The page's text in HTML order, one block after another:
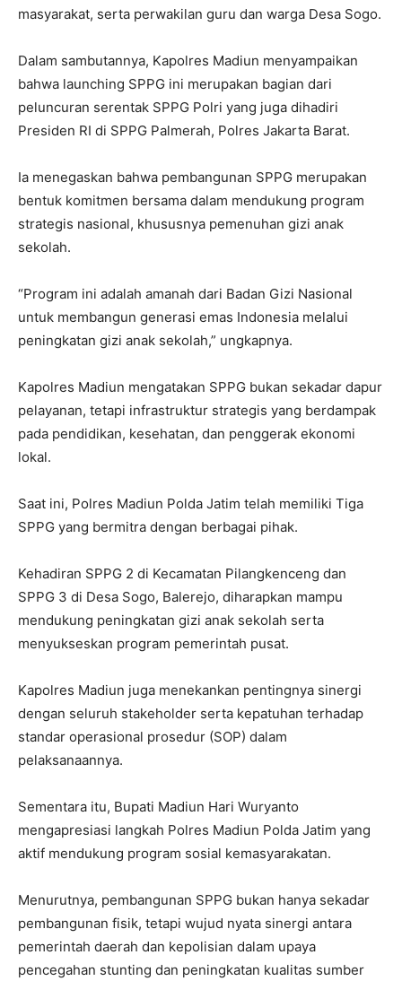
masyarakat, serta perwakilan guru dan warga Desa Sogo.
Dalam sambutannya, Kapolres Madiun menyampaikan
bahwa launching SPPG ini merupakan bagian dari
peluncuran serentak SPPG Polri yang juga dihadiri
Presiden RI di SPPG Palmerah, Polres Jakarta Barat.
Ia menegaskan bahwa pembangunan SPPG merupakan
bentuk komitmen bersama dalam mendukung program
strategis nasional, khususnya pemenuhan gizi anak
sekolah.
“Program ini adalah amanah dari Badan Gizi Nasional
untuk membangun generasi emas Indonesia melalui
peningkatan gizi anak sekolah,” ungkapnya.
Kapolres Madiun mengatakan SPPG bukan sekadar dapur
pelayanan, tetapi infrastruktur strategis yang berdampak
pada pendidikan, kesehatan, dan penggerak ekonomi
lokal.
Saat ini, Polres Madiun Polda Jatim telah memiliki Tiga
SPPG yang bermitra dengan berbagai pihak.
Kehadiran SPPG 2 di Kecamatan Pilangkenceng dan
SPPG 3 di Desa Sogo, Balerejo, diharapkan mampu
mendukung peningkatan gizi anak sekolah serta
menyukseskan program pemerintah pusat.
Kapolres Madiun juga menekankan pentingnya sinergi
dengan seluruh stakeholder serta kepatuhan terhadap
standar operasional prosedur (SOP) dalam
pelaksanaannya.
Sementara itu, Bupati Madiun Hari Wuryanto
mengapresiasi langkah Polres Madiun Polda Jatim yang
aktif mendukung program sosial kemasyarakatan.
Menurutnya, pembangunan SPPG bukan hanya sekadar
pembangunan fisik, tetapi wujud nyata sinergi antara
pemerintah daerah dan kepolisian dalam upaya
pencegahan stunting dan peningkatan kualitas sumber